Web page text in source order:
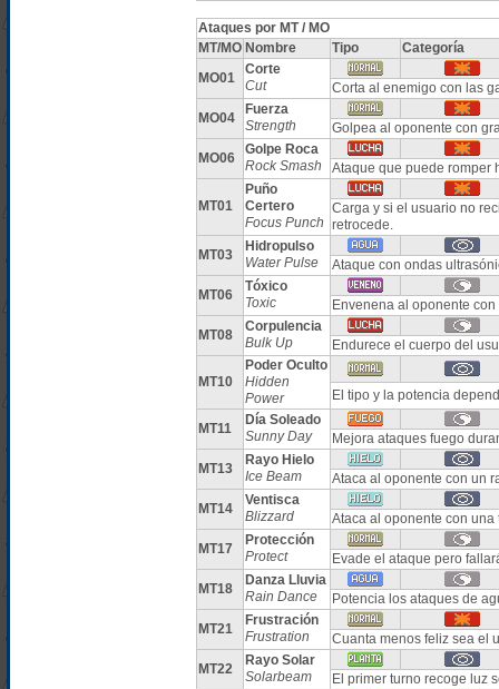
Ataques por MT / MO
MT/MO Nombre Tipo
Categoría
MO01
Corte
Cut
Corta al enemigo con las
MO04
Fuerza
Strength
Golpea al oponente con
MO06
Golpe Roca
Rock Smash
Ataque que puede romper
MT01
Puño
Certero
Focus Punch
Carga y si el usuario no
retrocede.
MT03
Hidropulso
Water Pulse
Ataque con ondas
MT06
Tóxico
Toxic
Envenena al oponente
MT08
Corpulencia
Bulk Up
Endurece el cuerpo del
MT10
Poder Oculto
Hidden
Power
El tipo y la potencia
MT11
Día Soleado
Sunny Day
Mejora ataques fuego
MT13
Rayo Hielo
Ice Beam
Ataca al oponente con un
MT14
Ventisca
Blizzard
Ataca al oponente con
MT17
Protección
Protect
Evade el ataque pero
MT18
Danza Lluvia
Rain Dance
Potencia los ataques de
MT21
Frustración
Frustration
Cuanta menos feliz sea el
MT22
Rayo Solar
Solarbeam
El primer turno recoge luz